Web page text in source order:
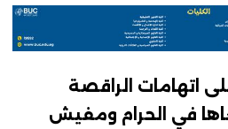
اتهامات الراقصة
في الحرام ومفيش